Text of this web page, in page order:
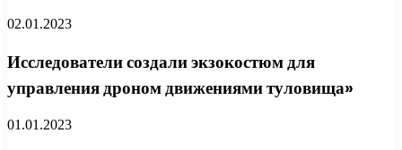
02.01.2023
Исследователи создали экзокостюм для
управления дроном движениями туловища»
01.01.2023